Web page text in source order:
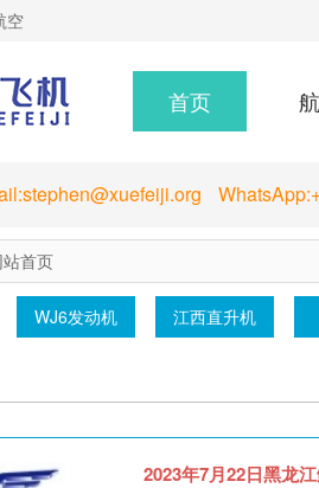
空
首页
站首页
林巴赫发动机 普惠
2023年7月22日黑龙